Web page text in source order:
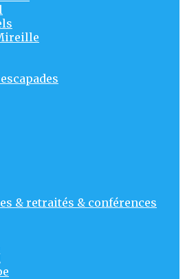
& retraités & conférences